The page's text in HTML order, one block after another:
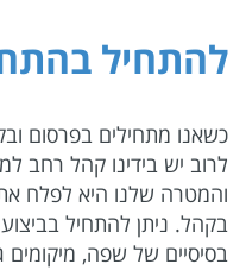
להתחיל
כשאנו מתחילים בפרסום
לרוב יש בידינו קהל רחב
והמטרה שלנו היא לפלח את
בקהל. ניתן להתחיל
בסיסיים של שפה, מיקומים